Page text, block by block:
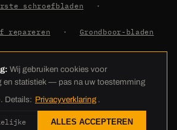
schroefbladen ·
repareren · Grondboor-bladen
GmbH · Industriestraße 26 · 26188 Edewecht
0 · info@ces-europe.com ·
AGB · Cookie-instellingen
Wij gebruiken cookies voor
en statistiek — pas na uw toestemming
Details: Privacyverklaring .
ALLES ACCEPTEREN